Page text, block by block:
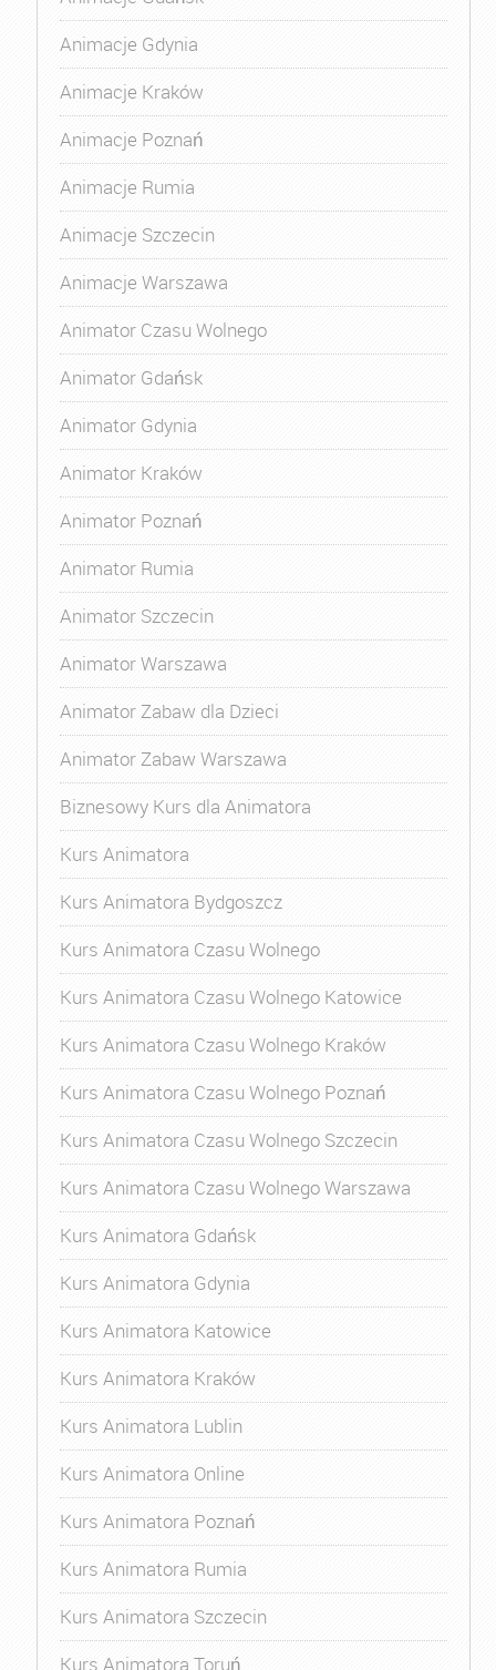
Animacje Gdynia
Animacje Kraków
Animacje Poznań
Animacje Rumia
Animacje Szczecin
Animacje Warszawa
Animator Czasu Wolnego
Animator Gdańsk
Animator Gdynia
Animator Kraków
Animator Poznań
Animator Rumia
Animator Szczecin
Animator Warszawa
Animator Zabaw dla Dzieci
Animator Zabaw Warszawa
Biznesowy Kurs dla Animatora
Kurs Animatora
Kurs Animatora Bydgoszcz
Kurs Animatora Czasu Wolnego
Kurs Animatora Czasu Wolnego Katowice
Kurs Animatora Czasu Wolnego Kraków
Kurs Animatora Czasu Wolnego Poznań
Kurs Animatora Czasu Wolnego Szczecin
Kurs Animatora Czasu Wolnego Warszawa
Kurs Animatora Gdańsk
Kurs Animatora Gdynia
Kurs Animatora Katowice
Kurs Animatora Kraków
Kurs Animatora Lublin
Kurs Animatora Online
Kurs Animatora Poznań
Kurs Animatora Rumia
Kurs Animatora Szczecin
Kurs Animatora Toruń